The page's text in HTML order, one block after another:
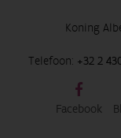
Koning
Telefoon: +32 2
Facebook